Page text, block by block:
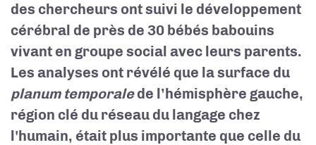
des chercheurs ont suivi le développement
cérébral de près de 30 bébés babouins
vivant en groupe social avec leurs parents.
Les analyses ont révélé que la surface du
planum temporalede l’hémisphère gauche,
région clé du réseau du langage chez
l'humain, était plus importante que celle du